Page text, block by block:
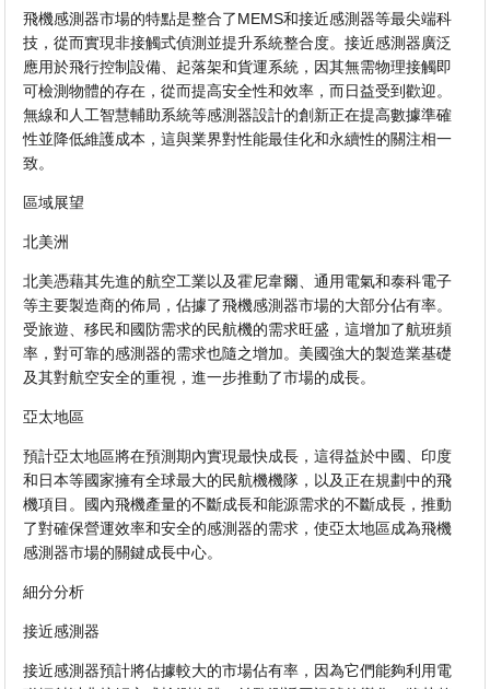
飛機感測器市場的特點是整合了MEMS和接近感測器等最尖端科
技，從而實現非接觸式偵測並提升系統整合度。接近感測器廣泛
應用於飛行控制設備、起落架和貨運系統，因其無需物理接觸即
可檢測物體的存在，從而提高安全性和效率，而日益受到歡迎。
無線和人工智慧輔助系統等感測器設計的創新正在提高數據準確
性並降低維護成本，這與業界對性能最佳化和永續性的關注相一
致。
區域展望
北美洲
北美憑藉其先進的航空工業以及霍尼韋爾、通用電氣和泰科電子
等主要製造商的佈局，佔據了飛機感測器市場的大部分佔有率。
受旅遊、移民和國防需求的民航機的需求旺盛，這增加了航班頻
率，對可靠的感測器的需求也隨之增加。美國強大的製造業基礎
及其對航空安全的重視，進一步推動了市場的成長。
亞太地區
預計亞太地區將在預測期內實現最快成長，這得益於中國、印度
和日本等國家擁有全球最大的民航機機隊，以及正在規劃中的飛
機項目。國內飛機產量的不斷成長和能源需求的不斷成長，推動
了對確保營運效率和安全的感測器的需求，使亞太地區成為飛機
感測器市場的關鍵成長中心。
細分分析
接近感測器
接近感測器預計將佔據較大的市場佔有率，因為它們能夠利用電